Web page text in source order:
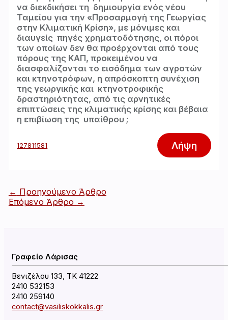
να διεκδικήσει τη δημιουργία ενός νέου
Ταμείου για την «Προσαρμογή της Γεωργίας
στην Κλιματική Κρίση», με μόνιμες και
διαυγείς πηγές χρηματοδότησης, οι πόροι
των οποίων δεν θα προέρχονται από τους
πόρους της ΚΑΠ, προκειμένου να
διασφαλίζονται το εισόδημα των αγροτών
και κτηνοτρόφων, η απρόσκοπτη συνέχιση
της γεωργικής και κτηνοτροφικής
δραστηριότητας, από τις αρνητικές
επιπτώσεις της κλιματικής κρίσης και βέβαια
η επιβίωση της υπαίθρου ;
127811581 Λήψη
Πλοήγηση
άρθρων
← Προηγούμενο Άρθρο
Επόμενο Άρθρο →
Γραφείο Λάρισας
Βενιζέλου 133, ΤΚ 41222
2410 532153
2410 259140
contact@vasiliskokkalis.gr